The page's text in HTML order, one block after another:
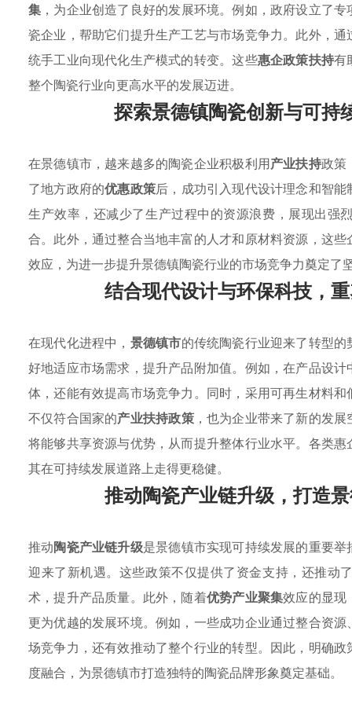
集 ，为企业创造了良好的发展环境。例如，政府设立了
瓷企业，帮助它们提升生产工艺与市场竞争力。此外，
统手工业向现代化生产模式的转变。这些惠企政策扶持有
整个陶瓷行业向更高水平的发展迈进。
探索景德镇陶瓷创新与可持
在景德镇市，越来越多的陶瓷企业积极利用产业扶持政策
了地方政府的优惠政策后，成功引入现代设计理念和智
生产效率，还减少了生产过程中的资源浪费，展现出强
合。此外，通过整合当地丰富的人才和原材料资源，这些
效应，为进一步提升景德镇陶瓷行业的市场竞争力奠定了
结合现代设计与环保科技，
在现代化进程中， 景德镇市的传统陶瓷行业迎来了转型
好地适应市场需求，提升产品附加值。例如，在产品设
体，还能有效提高市场竞争力。同时，采用可再生材料
不仅符合国家的产业扶持政策，也为企业带来了新的发
将能够共享资源与优势，从而提升整体行业水平。各类
其在可持续发展道路上走得更稳健。
推动陶瓷产业链升级，打造
推动陶瓷产业链升级是景德镇市实现可持续发展的重要举
迎来了新机遇。这些政策不仅提供了资金支持，还推动
术，提升产品质量。此外，随着优势产业聚集效应的显现
更为优越的发展环境。例如，一些成功企业通过整合资
场竞争力，还有效推动了整个行业的转型。因此，明确
度融合，为景德镇市打造独特的陶瓷品牌形象奠定基础。